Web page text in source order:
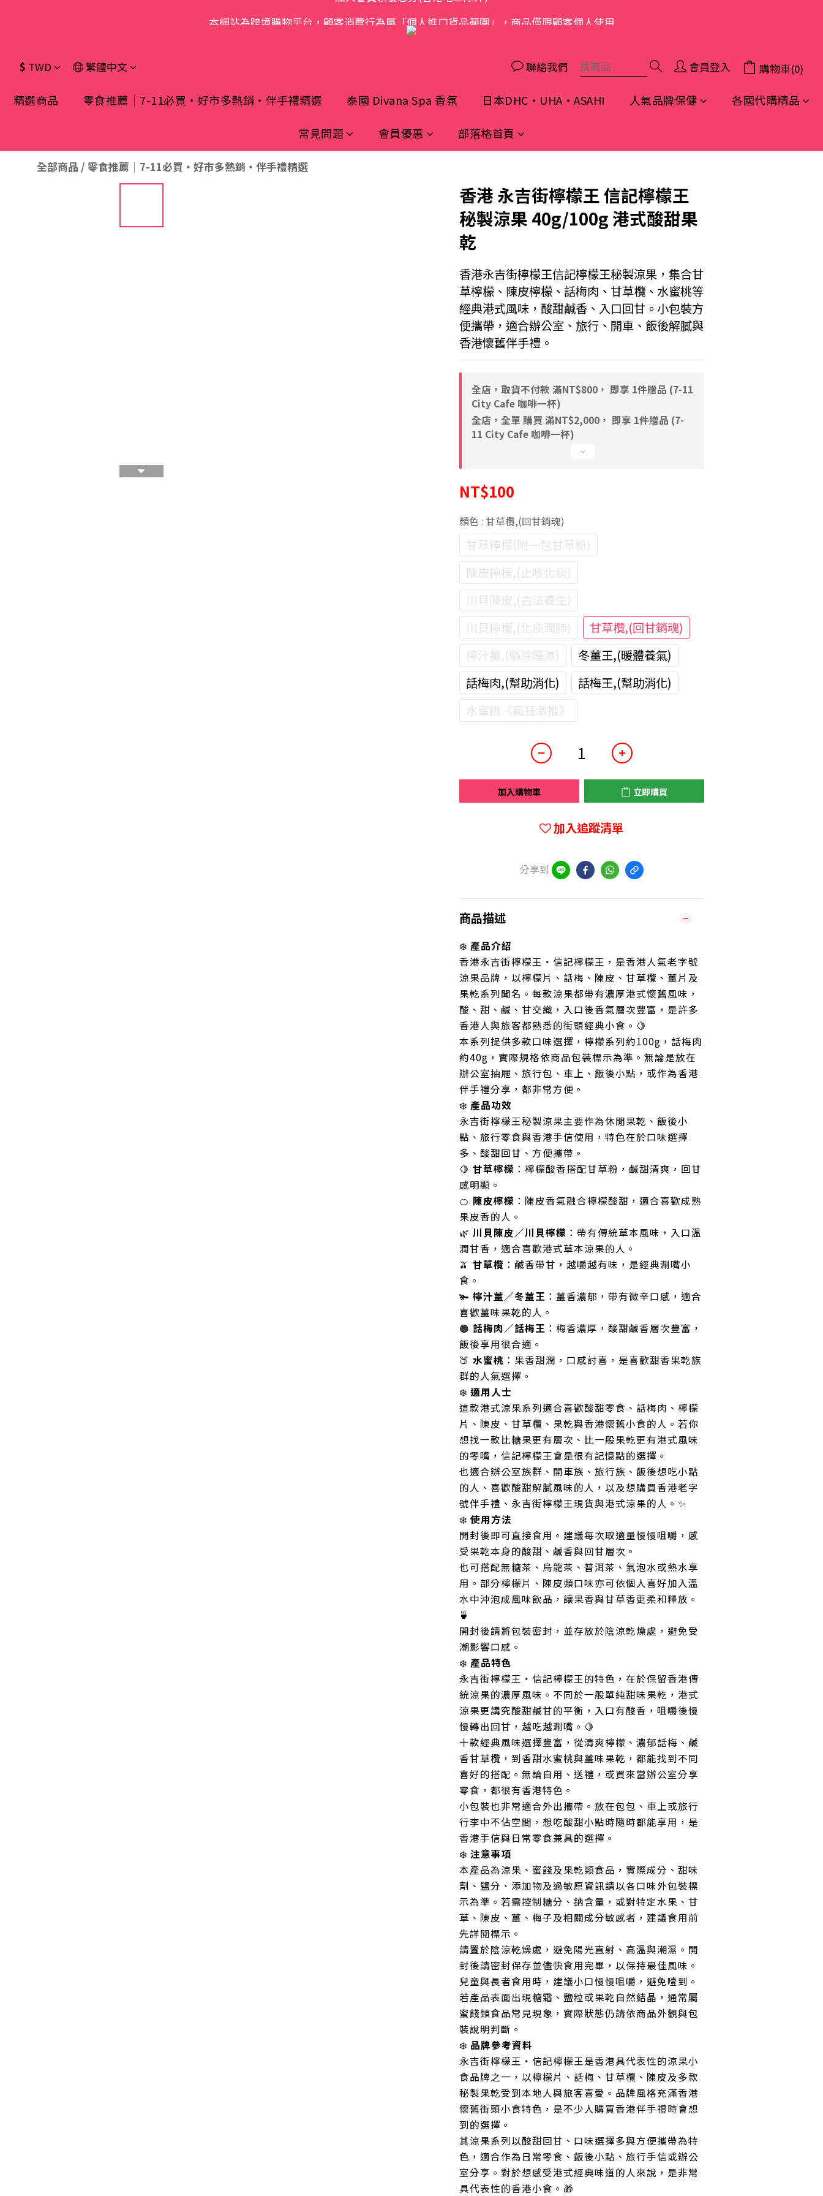
歡迎光臨 S.A.W
$ TWD 繁體中文 聯絡我們 會員登入 購物車(0)
精選商品 零食推薦｜7-11必買・好市多熱銷・伴手禮精選 泰國 Divana Spa 香氛 日本DHC・UHA・ASAHI 人氣品牌保健 各國代購精品
常見問題 會員優惠 部落格首頁
全部商品 / 零食推薦｜7-11必買・好市多熱銷・伴手禮精選
香港 永吉街檸檬王 信記檸檬王
秘製涼果 40g/100g 港式酸甜果
乾
香港永吉街檸檬王信記檸檬王秘製涼果，集合甘
草檸檬、陳皮檸檬、話梅肉、甘草欖、水蜜桃等
經典港式風味，酸甜鹹香、入口回甘。小包裝方
便攜帶，適合辦公室、旅行、開車、飯後解膩與
香港懷舊伴手禮。
全店，取貨不付款 滿NT$800， 即享 1件贈品 (7-11
City Cafe 咖啡一杯)
全店，全單 購買 滿NT$2,000， 即享 1件贈品 (7-
11 City Cafe 咖啡一杯)
NT$100
顏色 : 甘草欖,(回甘銷魂)
甘草檸檬(附一包甘草粉)
陳皮檸檬,(止咳化痰)
川貝陳皮,(古法養生)
川貝檸檬,(化痰潤肺)
甘草欖,(回甘銷魂)
檸汁薑,(驅除體濕)
冬薑王,(暖體養氣)
話梅肉,(幫助消化)
話梅王,(幫助消化)
水蜜桃《瘋狂激推》
加入購物車 立即購買
加入追蹤清單
分享到
商品描述
❄️ 產品介紹
香港永吉街檸檬王・信記檸檬王，是香港人氣老字號
涼果品牌，以檸檬片、話梅、陳皮、甘草欖、薑片及
果乾系列聞名。每款涼果都帶有濃厚港式懷舊風味，
酸、甜、鹹、甘交織，入口後香氣層次豐富，是許多
香港人與旅客都熟悉的街頭經典小食。🍋
本系列提供多款口味選擇，檸檬系列約100g，話梅肉
約40g，實際規格依商品包裝標示為準。無論是放在
辦公室抽屜、旅行包、車上、飯後小點，或作為香港
伴手禮分享，都非常方便。
❄️ 產品功效
永吉街檸檬王秘製涼果主要作為休閒果乾、飯後小
點、旅行零食與香港手信使用，特色在於口味選擇
多、酸甜回甘、方便攜帶。
🍋 甘草檸檬 ：檸檬酸香搭配甘草粉，鹹甜清爽，回甘
感明顯。
🍊 陳皮檸檬 ：陳皮香氣融合檸檬酸甜，適合喜歡成熟
果皮香的人。
🌿 川貝陳皮／川貝檸檬 ：帶有傳統草本風味，入口溫
潤甘香，適合喜歡港式草本涼果的人。
🫒 甘草欖 ：鹹香帶甘，越嚼越有味，是經典涮嘴小
食。
🫚 檸汁薑／冬薑王 ：薑香濃郁，帶有微辛口感，適合
喜歡薑味果乾的人。
🟤 話梅肉／話梅王 ：梅香濃厚，酸甜鹹香層次豐富，
飯後享用很合適。
🍑 水蜜桃 ：果香甜潤，口感討喜，是喜歡甜香果乾族
群的人氣選擇。
❄️ 適用人士
這款港式涼果系列適合喜歡酸甜零食、話梅肉、檸檬
片、陳皮、甘草欖、果乾與香港懷舊小食的人。若你
想找一款比糖果更有層次、比一般果乾更有港式風味
的零嘴，信記檸檬王會是很有記憶點的選擇。
也適合辦公室族群、開車族、旅行族、飯後想吃小點
的人、喜歡酸甜解膩風味的人，以及想購買香港老字
號伴手禮、永吉街檸檬王現貨與港式涼果的人。✨
❄️ 使用方法
開封後即可直接食用。建議每次取適量慢慢咀嚼，感
受果乾本身的酸甜、鹹香與回甘層次。
也可搭配無糖茶、烏龍茶、普洱茶、氣泡水或熱水享
用。部分檸檬片、陳皮類口味亦可依個人喜好加入溫
水中沖泡成風味飲品，讓果香與甘草香更柔和釋放。
🍵
開封後請將包裝密封，並存放於陰涼乾燥處，避免受
潮影響口感。
❄️ 產品特色
永吉街檸檬王・信記檸檬王的特色，在於保留香港傳
統涼果的濃厚風味。不同於一般單純甜味果乾，港式
涼果更講究酸甜鹹甘的平衡，入口有酸香，咀嚼後慢
慢轉出回甘，越吃越涮嘴。🍋
十款經典風味選擇豐富，從清爽檸檬、濃郁話梅、鹹
香甘草欖，到香甜水蜜桃與薑味果乾，都能找到不同
喜好的搭配。無論自用、送禮，或買來當辦公室分享
零食，都很有香港特色。
小包裝也非常適合外出攜帶。放在包包、車上或旅行
行李中不佔空間，想吃酸甜小點時隨時都能享用，是
香港手信與日常零食兼具的選擇。
❄️ 注意事項
本產品為涼果、蜜餞及果乾類食品，實際成分、甜味
劑、鹽分、添加物及過敏原資訊請以各口味外包裝標
示為準。若需控制糖分、鈉含量，或對特定水果、甘
草、陳皮、薑、梅子及相關成分敏感者，建議食用前
先詳閱標示。
請置於陰涼乾燥處，避免陽光直射、高溫與潮濕。開
封後請密封保存並儘快食用完畢，以保持最佳風味。
兒童與長者食用時，建議小口慢慢咀嚼，避免噎到。
若產品表面出現糖霜、鹽粒或果乾自然結晶，通常屬
蜜餞類食品常見現象，實際狀態仍請依商品外觀與包
裝說明判斷。
❄️ 品牌參考資料
永吉街檸檬王・信記檸檬王是香港具代表性的涼果小
食品牌之一，以檸檬片、話梅、甘草欖、陳皮及多款
秘製果乾受到本地人與旅客喜愛。品牌風格充滿香港
懷舊街頭小食特色，是不少人購買香港伴手禮時會想
到的選擇。
其涼果系列以酸甜回甘、口味選擇多與方便攜帶為特
色，適合作為日常零食、飯後小點、旅行手信或辦公
室分享。對於想感受港式經典味道的人來說，是非常
具代表性的香港小食。🎁